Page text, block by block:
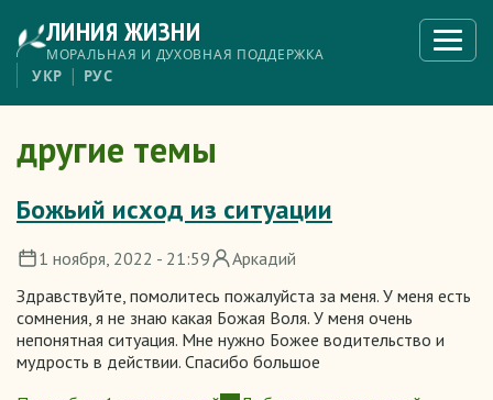
основному
содержанию
ЛИНИЯ ЖИЗНИ
МОРАЛЬНАЯ И ДУХОВНАЯ ПОДДЕРЖКА
меню
УКР РУС
другие темы
Божьий исход из ситуации
1 ноября, 2022 - 21:59
Аркадий
Здравствуйте, помолитесь пожалуйста за меня. У меня есть
сомнения, я не знаю какая Божая Воля. У меня очень
непонятная ситуация. Мне нужно Божее водительство и
мудрость в действии. Спасибо большое